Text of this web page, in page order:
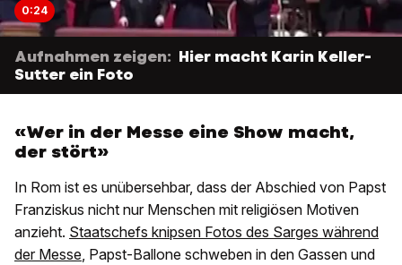
0:24
Aufnahmen zeigen: Hier macht Karin Keller-
Sutter ein Foto
«Wer in der Messe eine Show macht,
der stört»
In Rom ist es unübersehbar, dass der Abschied von Papst
Franziskus nicht nur Menschen mit religiösen Motiven
anzieht. Staatschefs knipsen Fotos des Sarges während
der Messe, Papst-Ballone schweben in den Gassen und